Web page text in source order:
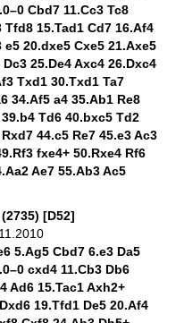
Cbd7 11.Cc3 Tc8
Tfd8 15.Tad1 Cd7 16.Af4
e5 20.dxe5 Cxe5 21.Axe5
25.De4 Axc4 26.Dxc4
Txd1 30.Txd1 Ta7
34.Af5 a4 35.Ab1 Re8
Td6 40.bxc5 Td2
44.c5 Re7 45.e3 Ac3
fxe4+ 50.Rxe4 Rf6
Ae7 55.Ab3 Ac5
[D52]
5.Ag5 Cbd7 6.e3 Da5
cxd4 11.Cb3 Db6
Ad6 15.Tac1 Axh2+
19.Tfd1 De5 20.Af4